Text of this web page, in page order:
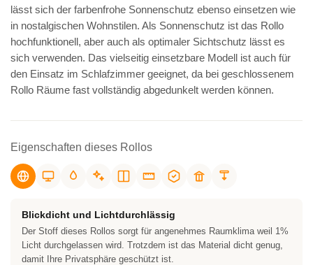
lässt sich der farbenfrohe Sonnenschutz ebenso einsetzen wie
in nostalgischen Wohnstilen. Als Sonnenschutz ist das Rollo
hochfunktionell, aber auch als optimaler Sichtschutz lässt es
sich verwenden. Das vielseitig einsetzbare Modell ist auch für
den Einsatz im Schlafzimmer geeignet, da bei geschlossenem
Rollo Räume fast vollständig abgedunkelt werden können.
Eigenschaften dieses Rollos
Blickdicht und Lichtdurchlässig
Der Stoff dieses Rollos sorgt für angenehmes Raumklima weil 1%
Licht durchgelassen wird. Trotzdem ist das Material dicht genug,
damit Ihre Privatsphäre geschützt ist.